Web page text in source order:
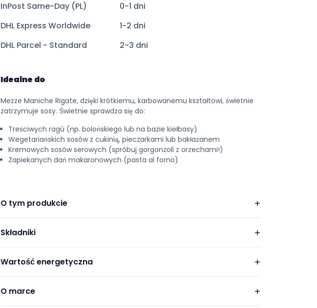
InPost Same-Day (PL)
0-1 dni
DHL Express Worldwide
1-2 dni
DHL Parcel - Standard
2-3 dni
Idealne do
Mezze Maniche Rigate, dzięki krótkiemu, karbowanemu kształtowi, świetnie
zatrzymuje sosy. Świetnie sprawdza się do:
Treściwych ragù (np. bolońskiego lub na bazie kiełbasy)
Wegetariańskich sosów z cukinią, pieczarkami lub bakłażanem
Kremowych sosów serowych (spróbuj gorgonzoli z orzechami!)
Zapiekanych dań makaronowych (pasta al forno)
O tym produkcie
Składniki
Wartość energetyczna
O marce